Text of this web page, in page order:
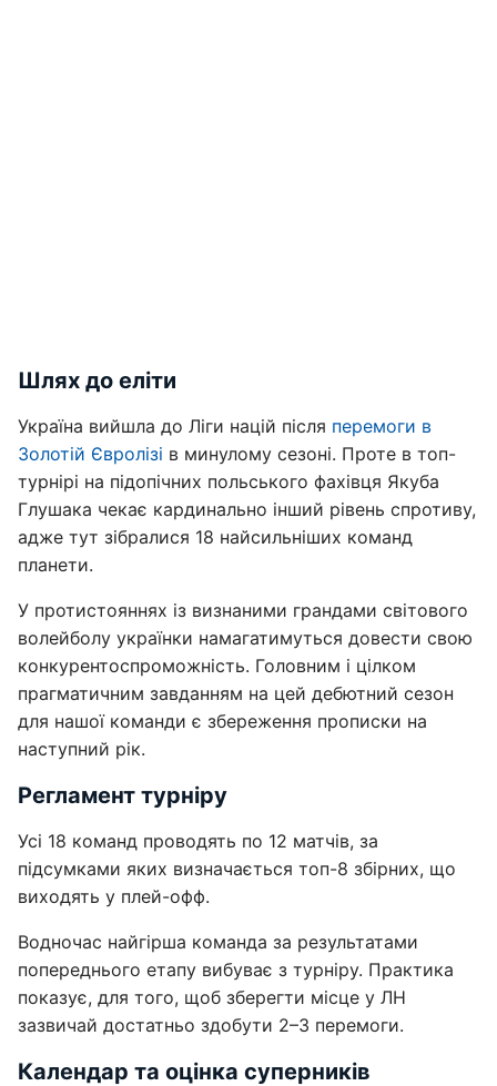
Шлях до еліти
Україна вийшла до Ліги націй після перемоги в
Золотій Євролізі в минулому сезоні. Проте в топ-
турнірі на підопічних польського фахівця Якуба
Глушака чекає кардинально інший рівень спротиву,
адже тут зібралися 18 найсильніших команд
планети.
У протистояннях із визнаними грандами світового
волейболу українки намагатимуться довести свою
конкурентоспроможність. Головним і цілком
прагматичним завданням на цей дебютний сезон
для нашої команди є збереження прописки на
наступний рік.
Регламент турніру
Усі 18 команд проводять по 12 матчів, за
підсумками яких визначається топ-8 збірних, що
виходять у плей-офф.
Водночас найгірша команда за результатами
попереднього етапу вибуває з турніру. Практика
показує, для того, щоб зберегти місце у ЛН
зазвичай достатньо здобути 2–3 перемоги.
Календар та оцінка суперників